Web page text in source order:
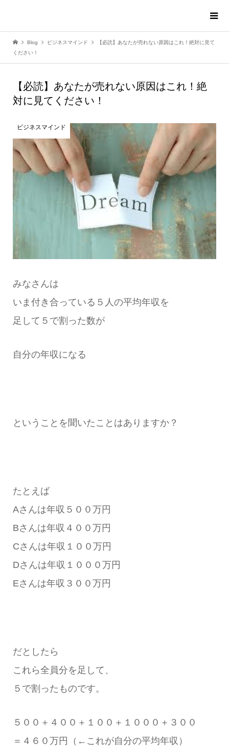
Blog ビジネスマインド
【必読】あなたが売れない原因はこれ！絶対に見て
ください！
【必読】あなたが売れない原因はこれ！絶
対に見てください！
ビジネスマインド
みなさんは
いま付き合っている５人の平均年収を
足して５で割った数が
自分の年収になる
ということを聞いたことはありますか？
たとえば
Aさんは年収５００万円
Bさんは年収４００万円
Cさんは年収１００万円
Dさんは年収１０００万円
Eさんは年収３００万円
だとしたら
これら全員分を足して、
５で割ったものです。
５００＋４００＋１００＋１０００＋３００
＝４６０万円（←これが自分の平均年収）